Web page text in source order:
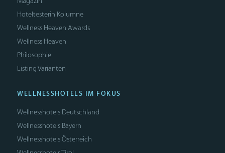
Hoteltesterin Kolumne
Wellness Heaven Awards
Wellness Heaven
Philosophie
Listing Varianten
WELLNESSHOTELS IM FOKUS
Wellnesshotels Deutschland
Wellnesshotels Bayern
Wellnesshotels Österreich